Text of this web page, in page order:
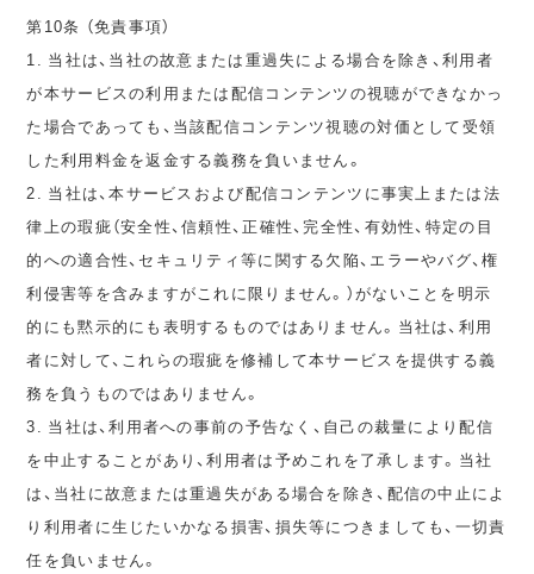
第10条 （免責事項）
1. 当社は、当社の故意または重過失による場合を除き、利用者
が本サービスの利用または配信コンテンツの視聴ができなかっ
た場合であっても、当該配信コンテンツ視聴の対価として受領
した利用料金を返金する義務を負いません。
2. 当社は、本サービスおよび配信コンテンツに事実上または法
律上の瑕疵（安全性、信頼性、正確性、完全性、有効性、特定の目
的への適合性、セキュリティ等に関する欠陥、エラーやバグ、権
利侵害等を含みますがこれに限りません。）がないことを明示
的にも黙示的にも表明するものではありません。当社は、利用
者に対して、これらの瑕疵を修補して本サービスを提供する義
務を負うものではありません。
3. 当社は、利用者への事前の予告なく、自己の裁量により配信
を中止することがあり、利用者は予めこれを了承します。当社
は、当社に故意または重過失がある場合を除き、配信の中止によ
り利用者に生じたいかなる損害、損失等につきましても、一切責
任を負いません。